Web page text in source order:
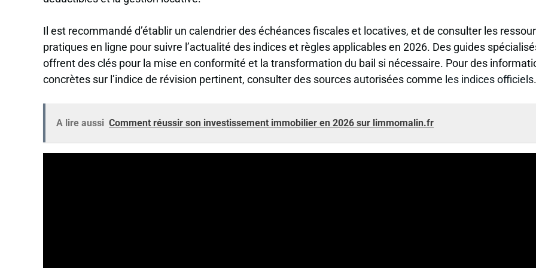
Il est recommandé d’établir un calendrier des échéances fiscales et locatives, et de consulter les
pratiques en ligne pour suivre l’actualité des indices et règles applicables en 2026. Des guides
offrent des clés pour la mise en conformité et la transformation du bail si nécessaire. Pour des
concrètes sur l’indice de révision pertinent, consulter des sources autorisées comme les indices officiels.
A lire aussi Comment réussir son investissement immobilier en 2026 sur limmomalin.fr